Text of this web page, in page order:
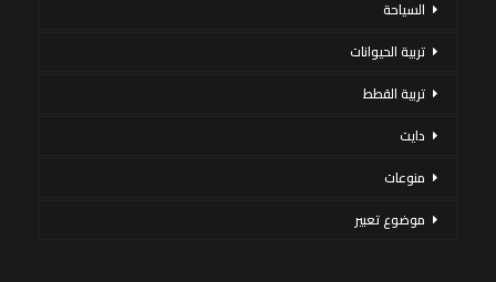
السياحة
تربية الحيوانات
تربية القطط
دايت
منوعات
موضوع تعبير